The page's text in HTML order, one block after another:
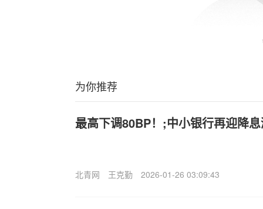
为你推荐
最高下调80BP！;中小银行再迎降
北青网 王克勤 2026-01-26 03:09:43